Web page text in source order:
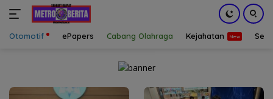
Otomotif ePapers Cabang Olahraga Kejahatan